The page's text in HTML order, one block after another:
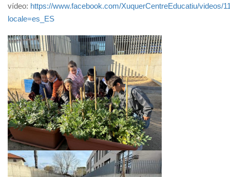
vídeo: https://www.facebook.com/XuquerCentreEducatiu/videos/
locale=es_ES